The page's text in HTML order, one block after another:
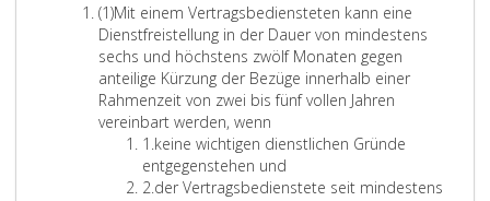
(1)A
b
s
a
t
z
Mit einem Vertragsbediensteten kann eine
Dienstfreistellung in der Dauer von mindestens
sechs und höchstens zwölf Monaten gegen
anteilige Kürzung der Bezüge innerhalb einer
Rahmenzeit von zwei bis fünf vollen Jahren
vereinbart werden, wenn
1.Z
i
f
keine wichtigen dienstlichen Gründe
entgegenstehen und
2.Z
der Vertragsbedienstete seit mindestens